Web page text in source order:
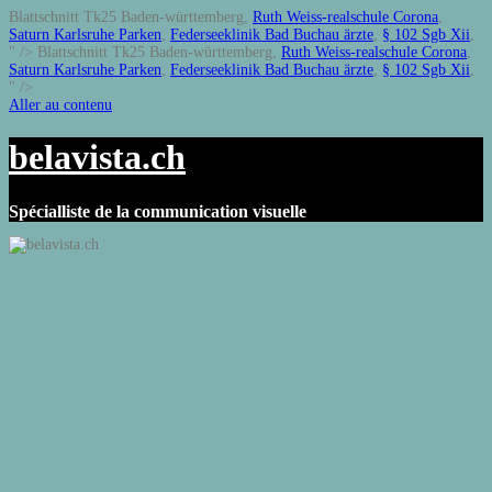
Blattschnitt Tk25 Baden-württemberg, Ruth Weiss-realschule Corona,
Saturn Karlsruhe Parken, Federseeklinik Bad Buchau ärzte, § 102 Sgb Xii,
" /> Blattschnitt Tk25 Baden-württemberg, Ruth Weiss-realschule Corona,
Saturn Karlsruhe Parken, Federseeklinik Bad Buchau ärzte, § 102 Sgb Xii,
" />
Aller au contenu
belavista.ch
Spécialliste de la communication visuelle